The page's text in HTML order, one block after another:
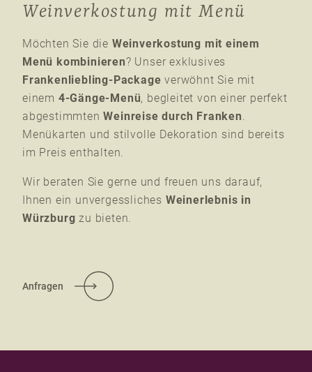
Weinverkostung mit Menü
Möchten Sie die Weinverkostung mit einem
Menü kombinieren? Unser exklusives
Frankenliebling-Package verwöhnt Sie mit
einem 4-Gänge-Menü, begleitet von einer perfekt
abgestimmtenWeinreise durch Franken
Menükarten und stilvolle Dekoration sind bereits
im Preis enthalten.
Wir beraten Sie gerne und freuen uns darauf,
Ihnen ein unvergessliches Weinerlebnis in
Würzburg zu bieten.
Anfragen